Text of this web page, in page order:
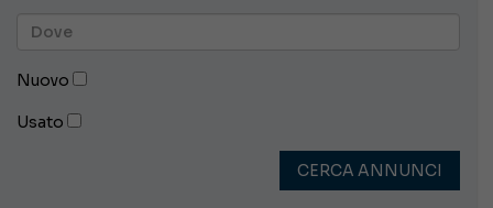
Nuovo
Usato
CERCA ANNUNCI